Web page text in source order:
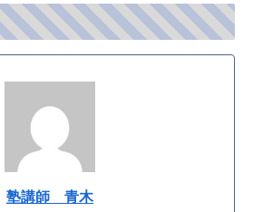
塾講師 青木